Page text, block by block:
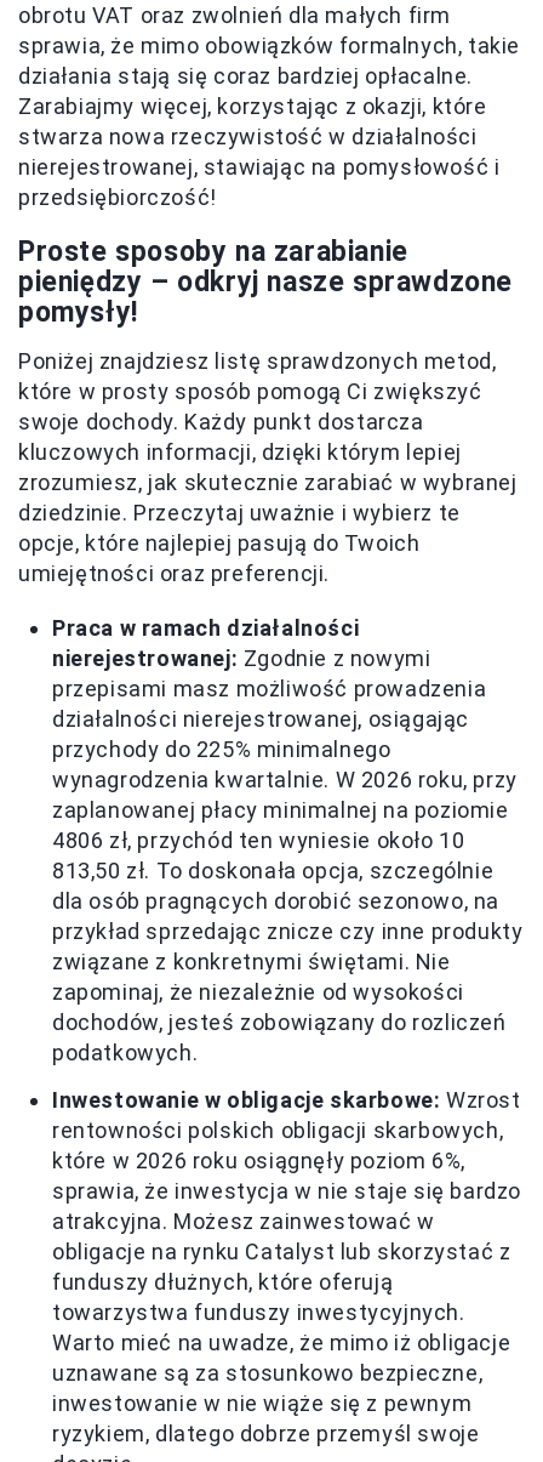
obrotu VAT oraz zwolnień dla małych firm
sprawia, że mimo obowiązków formalnych, takie
działania stają się coraz bardziej opłacalne.
Zarabiajmy więcej, korzystając z okazji, które
stwarza nowa rzeczywistość w działalności
nierejestrowanej, stawiając na pomysłowość i
przedsiębiorczość!
Proste sposoby na zarabianie
pieniędzy – odkryj nasze sprawdzone
pomysły!
Poniżej znajdziesz listę sprawdzonych metod,
które w prosty sposób pomogą Ci zwiększyć
swoje dochody. Każdy punkt dostarcza
kluczowych informacji, dzięki którym lepiej
zrozumiesz, jak skutecznie zarabiać w wybranej
dziedzinie. Przeczytaj uważnie i wybierz te
opcje, które najlepiej pasują do Twoich
umiejętności oraz preferencji.
Praca w ramach działalności
nierejestrowanej: Zgodnie z nowymi
przepisami masz możliwość prowadzenia
działalności nierejestrowanej, osiągając
przychody do 225% minimalnego
wynagrodzenia kwartalnie. W 2026 roku, przy
zaplanowanej płacy minimalnej na poziomie
4806 zł, przychód ten wyniesie około 10
813,50 zł. To doskonała opcja, szczególnie
dla osób pragnących dorobić sezonowo, na
przykład sprzedając znicze czy inne produkty
związane z konkretnymi świętami. Nie
zapominaj, że niezależnie od wysokości
dochodów, jesteś zobowiązany do rozliczeń
podatkowych.
Inwestowanie w obligacje skarbowe: Wzrost
rentowności polskich obligacji skarbowych,
które w 2026 roku osiągnęły poziom 6%,
sprawia, że inwestycja w nie staje się bardzo
atrakcyjna. Możesz zainwestować w
obligacje na rynku Catalyst lub skorzystać z
funduszy dłużnych, które oferują
towarzystwa funduszy inwestycyjnych.
Warto mieć na uwadze, że mimo iż obligacje
uznawane są za stosunkowo bezpieczne,
inwestowanie w nie wiąże się z pewnym
ryzykiem, dlatego dobrze przemyśl swoje